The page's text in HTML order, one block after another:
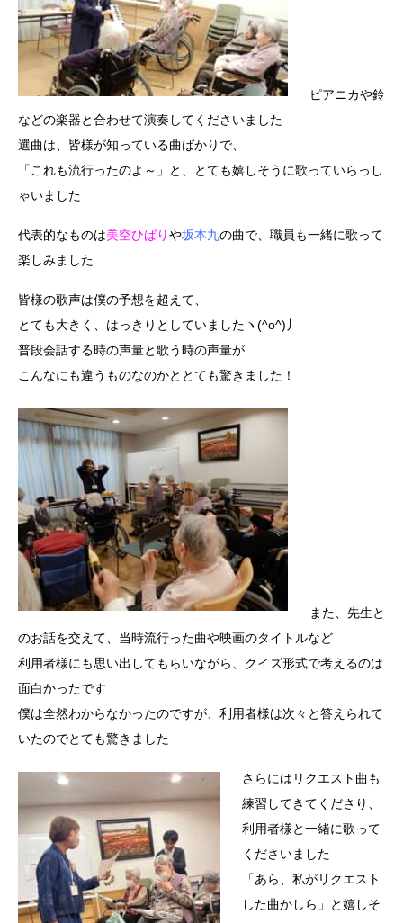
ピアニカや鈴
などの楽器と合わせて演奏してくださいました
選曲は、皆様が知っている曲ばかりで、
「これも流行ったのよ～」と、とても嬉しそうに歌っていらっし
ゃいました
代表的なものは美空ひばりや坂本九の曲で、職員も一緒に歌って
楽しみました
皆様の歌声は僕の予想を超えて、
とても大きく、はっきりとしていましたヽ(^o^)丿
普段会話する時の声量と歌う時の声量が
こんなにも違うものなのかととても驚きました！
また、先生と
のお話を交えて、当時流行った曲や映画のタイトルなど
利用者様にも思い出してもらいながら、クイズ形式で考えるのは
面白かったです
僕は全然わからなかったのですが、利用者様は次々と答えられて
いたのでとても驚きました
さらにはリクエスト曲も
練習してきてくださり、
利用者様と一緒に歌って
くださいました
「あら、私がリクエスト
した曲かしら」と嬉しそ